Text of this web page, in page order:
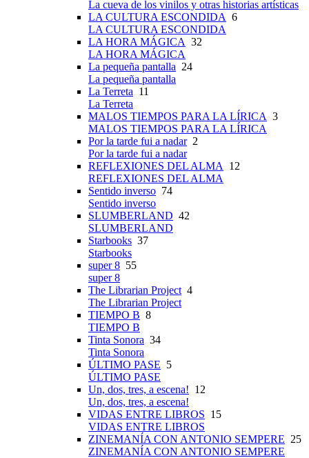
La cueva de los vinilos y otras historias artísticas
LA CULTURA ESCONDIDA 6
LA CULTURA ESCONDIDA
LA HORA MÁGICA 32
LA HORA MÁGICA
La pequeña pantalla 24
La pequeña pantalla
La Terreta 11
La Terreta
MALOS TIEMPOS PARA LA LÍRICA 3
MALOS TIEMPOS PARA LA LÍRICA
Por la tarde fui a nadar2
Por la tarde fui a nadar
REFLEXIONES DEL ALMA
12
REFLEXIONES DEL ALMA
Sentido inverso 74
Sentido inverso
SLUMBERLAND 42
SLUMBERLAND
Starbooks 37
Starbooks
super 8 55
super 8
The Librarian Project 4
The Librarian Project
TIEMPO B 8
TIEMPO B
Tinta Sonora 34
Tinta Sonora
ÚLTIMO PASE 5
ÚLTIMO PASE
Un, dos, tres, a escena! 12
Un, dos, tres, a escena!
VIDAS ENTRE LIBROS 15
VIDAS ENTRE LIBROS
ZINEMANÍA CON ANTONIO SEMPERE 25
ZINEMANÍA CON ANTONIO SEMPERE